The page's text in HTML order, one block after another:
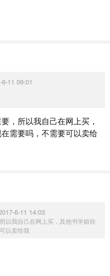
11 09:01
，所以我自己在网上买，
需要吗，不需要可以卖给
6-11 14:03
以我自己在网上买，其他书学姐你
以卖给我